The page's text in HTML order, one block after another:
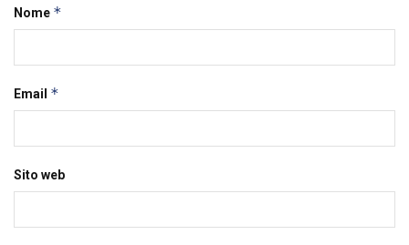
Nome *
Email *
Sito web